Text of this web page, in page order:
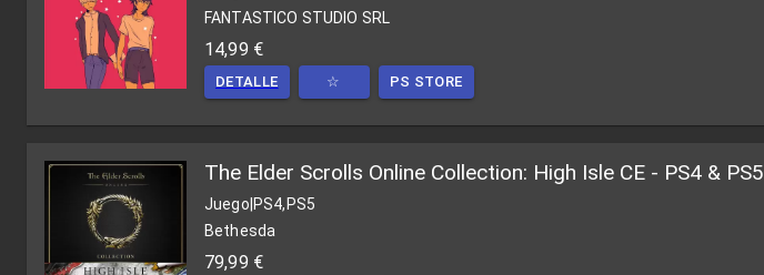
FANTASTICO STUDIO SRL
14,99 €
DETALLE ☆ PS STORE
The Elder Scrolls Online Collection: High Isle CE - PS4 & PS5
Juego|PS4,PS5
Bethesda
79,99 €